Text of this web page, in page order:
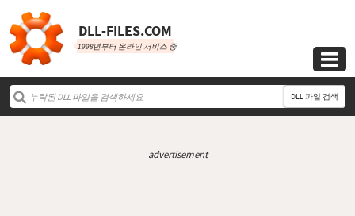
DLL‑FILES.COM
1998년부터 온라인 서비스 중

DLL 파일 검색
advertisement